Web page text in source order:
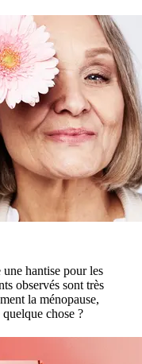
hantise pour les
observés sont très
la ménopause,
chose ?